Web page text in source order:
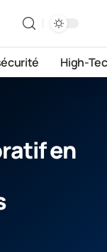
High-
en